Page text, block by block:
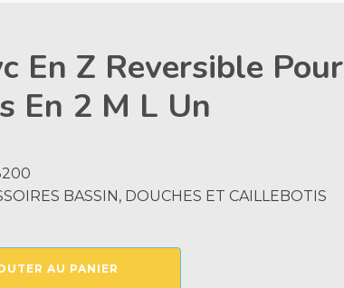
En Z Reversible Pour
En 2 M L Un
BASSIN, DOUCHES ET CAILLEBOTIS
AU PANIER